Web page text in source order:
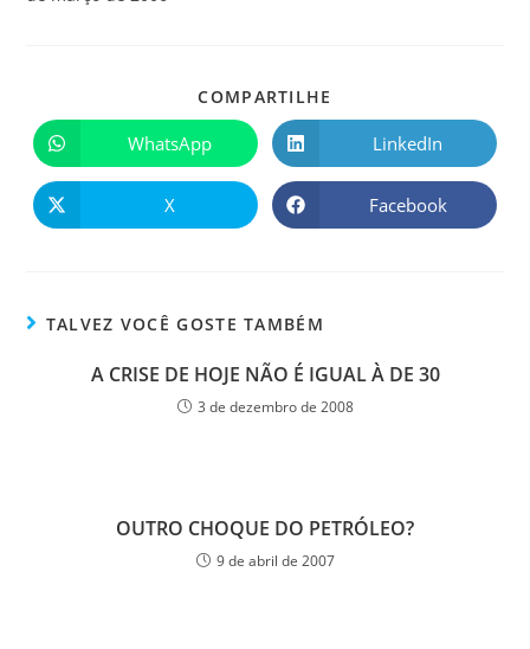
COMPARTILHE
WhatsApp LinkedIn
X Facebook
TALVEZ VOCÊ GOSTE TAMBÉM
A CRISE DE HOJE NÃO É IGUAL À DE 30
3 de dezembro de 2008
OUTRO CHOQUE DO PETRÓLEO?
9 de abril de 2007